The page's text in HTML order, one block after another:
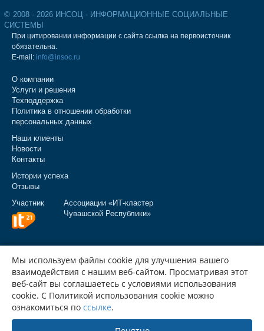
© 2008 - 2026 ИНСОЦ - ИНФОРМАЦИОННЫЕ СОЦИАЛЬНЫЕ
СИСТЕМЫ
При цитировании информации с сайта ссылка на первоисточник
обязательна.
E-mail: info@insoc.ru
О компании
Услуги и решения
Техподдержка
Политика в отношении обработки
персональных данных
Наши клиенты
Новости
Контакты
Истории успеха
Отзывы
Участник
Ассоциации «ИТ‑кластер
Чувашской Республики»
Мы используем файлы cookie для улучшения вашего
взаимодействия с нашим веб-сайтом. Просматривая этот
веб-сайт вы соглашаетесь с условиями использования
cookie. С Политикой использования cookie можно
ознакомиться по ссылке.